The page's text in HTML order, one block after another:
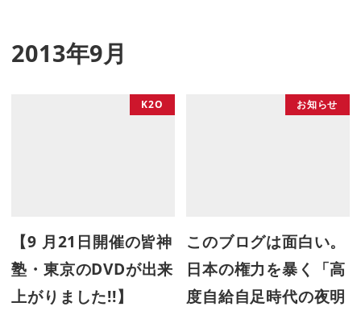
2013年9月
K2O
【9 月21日開催の皆神
塾・東京のDVDが出来
上がりました!!】
お知らせ
このブログは面白い。
日本の権力を暴く「高
度自給自足時代の夜明